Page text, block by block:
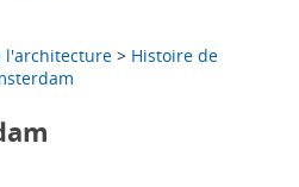
l'architecture > Histoire de